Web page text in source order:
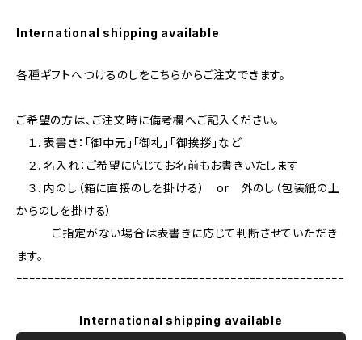
International shipping available
各種ギフトへつけるのしをこちらからご注文できます。
ご希望の方は、ご注文時に備考欄へご記入ください。
１．表書き：「御中元」「御礼」「御挨拶」など
２．名入れ：ご希望に応じてお名前もお書きいたします
３．内のし（箱に直接のしを掛ける） or 外のし（包装紙の上
からのしを掛ける）
ご指定がない場合は表書きに応じて判断させていただき
ます。
ｰｰｰｰｰｰｰｰｰｰｰｰｰｰｰｰｰｰｰｰｰｰｰｰｰｰｰｰｰｰｰｰｰｰｰｰｰｰｰｰｰｰｰｰｰｰｰｰｰｰｰｰ
International shipping available